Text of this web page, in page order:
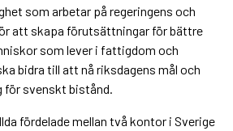
som arbetar på regeringens och
att skapa förutsättningar för bättre
som lever i fattigdom och
bidra till att nå riksdagens mål och
svenskt bistånd.
fördelade mellan två kontor i Sverige